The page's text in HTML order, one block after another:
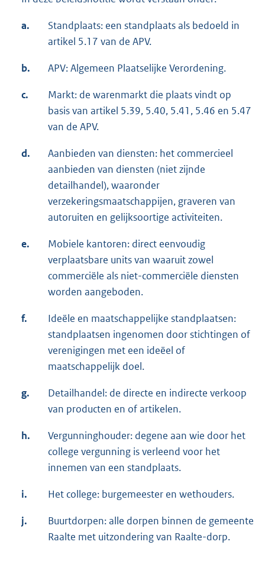
a.
Standplaats: een standplaats als bedoeld in
artikel 5.17 van de APV.
b. APV: Algemeen Plaatselijke Verordening.
c.
Markt: de warenmarkt die plaats vindt op
basis van artikel 5.39, 5.40, 5.41, 5.46 en 5.47
van de APV.
d.
Aanbieden van diensten: het commercieel
aanbieden van diensten (niet zijnde
detailhandel), waaronder
verzekeringsmaatschappijen, graveren van
autoruiten en gelijksoortige activiteiten.
e.
Mobiele kantoren: direct eenvoudig
verplaatsbare units van waaruit zowel
commerciële als niet-commerciële diensten
worden aangeboden.
f.
Ideële en maatschappelijke standplaatsen:
standplaatsen ingenomen door stichtingen of
verenigingen met een ideëel of
maatschappelijk doel.
g.
Detailhandel: de directe en indirecte verkoop
van producten en of artikelen.
h.
Vergunninghouder: degene aan wie door het
college vergunning is verleend voor het
innemen van een standplaats.
i. Het college: burgemeester en wethouders.
j.
Buurtdorpen: alle dorpen binnen de gemeente
Raalte met uitzondering van Raalte-dorp.